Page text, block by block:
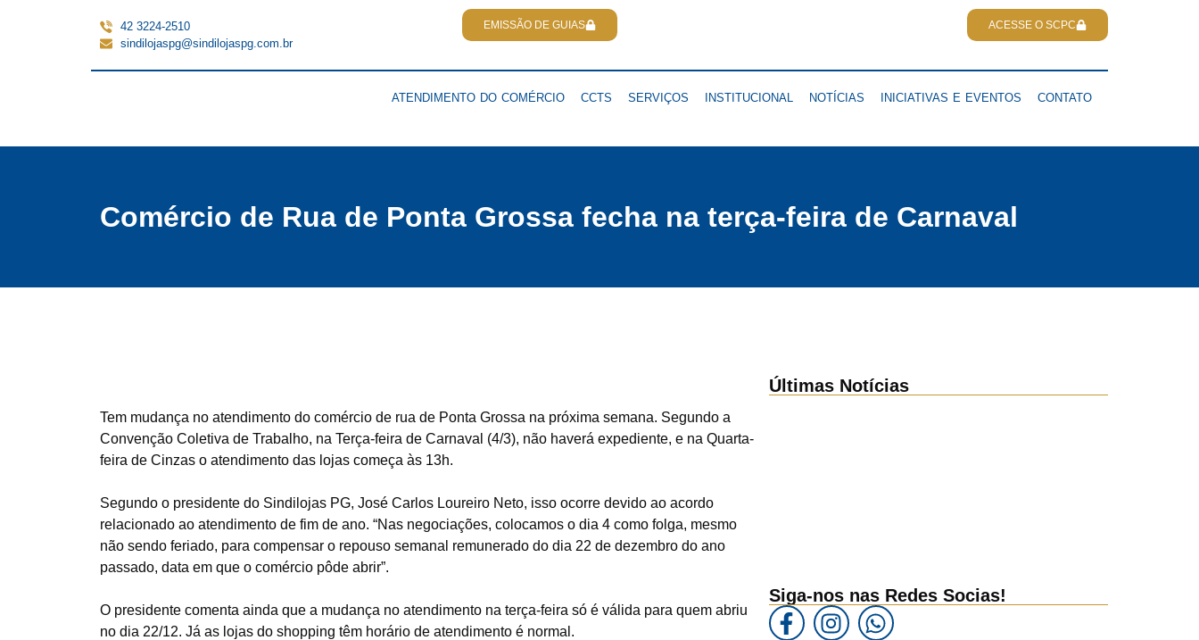
42 3224-2510
sindilojaspg@sindilojaspg.com.br
EMISSÃO DE GUIAS ACESSE O SCPC
ATENDIMENTO DO COMÉRCIO CCTS SERVIÇOS INSTITUCIONAL NOTÍCIAS INICIATIVAS E EVENTOS CONTATO
Comércio de Rua de Ponta Grossa fecha na terça-feira de Carnaval
Tem mudança no atendimento do comércio de rua de Ponta Grossa na próxima semana. Segundo a
Convenção Coletiva de Trabalho, na Terça-feira de Carnaval (4/3), não haverá expediente, e na Quarta-
feira de Cinzas o atendimento das lojas começa às 13h.
Segundo o presidente do Sindilojas PG, José Carlos Loureiro Neto, isso ocorre devido ao acordo
relacionado ao atendimento de fim de ano. “Nas negociações, colocamos o dia 4 como folga, mesmo
não sendo feriado, para compensar o repouso semanal remunerado do dia 22 de dezembro do ano
passado, data em que o comércio pôde abrir”.
O presidente comenta ainda que a mudança no atendimento na terça-feira só é válida para quem abriu
no dia 22/12. Já as lojas do shopping têm horário de atendimento é normal.
Últimas Notícias
Siga-nos nas Redes Socias!